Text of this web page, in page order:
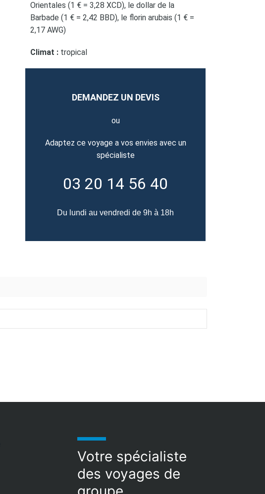
Orientales (1 € = 3,28 XCD), le dollar de la
Barbade (1 € = 2,42 BBD), le florin arubais (1 € =
2,17 AWG)
Climat : tropical
DEMANDEZ UN DEVIS
ou
Adaptez ce voyage a vos envies avec un
spécialiste
03 20 14 56 40
Du lundi au vendredi de 9h à 18h
Votre spécialiste
des voyages de